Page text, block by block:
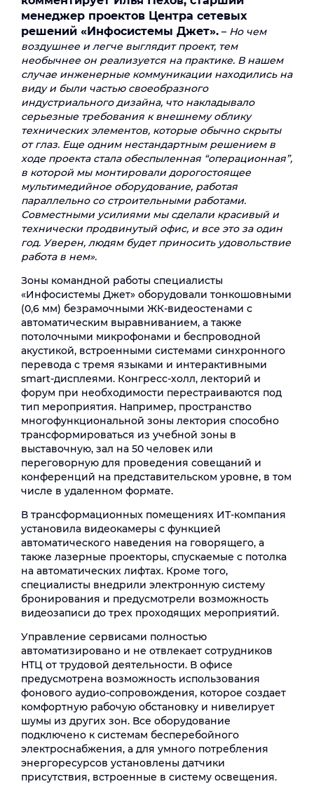
менеджер проектов Центра сетевых
решений «Инфосистемы Джет». – Но чем
воздушнее и легче выглядит проект, тем
необычнее он реализуется на практике. В нашем
случае инженерные коммуникации находились на
виду и были частью своеобразного
индустриального дизайна, что накладывало
серьезные требования к внешнему облику
технических элементов, которые обычно скрыты
от глаз. Еще одним нестандартным решением в
ходе проекта стала обеспыленная “операционная”,
в которой мы монтировали дорогостоящее
мультимедийное оборудование, работая
параллельно со строительными работами.
Совместными усилиями мы сделали красивый и
технически продвинутый офис, и все это за один
год. Уверен, людям будет приносить удовольствие
работа в нем».
Зоны командной работы специалисты
«Инфосистемы Джет» оборудовали тонкошовными
(0,6 мм) безрамочными ЖК-видеостенами с
автоматическим выравниванием, а также
потолочными микрофонами и беспроводной
акустикой, встроенными системами синхронного
перевода с тремя языками и интерактивными
smart-дисплеями. Конгресс-холл, лекторий и
форум при необходимости перестраиваются под
тип мероприятия. Например, пространство
многофункциональной зоны лектория способно
трансформироваться из учебной зоны в
выставочную, зал на 50 человек или
переговорную для проведения совещаний и
конференций на представительском уровне, в том
числе в удаленном формате.
В трансформационных помещениях ИТ-компания
установила видеокамеры с функцией
автоматического наведения на говорящего, а
также лазерные проекторы, спускаемые с потолка
на автоматических лифтах. Кроме того,
специалисты внедрили электронную систему
бронирования и предусмотрели возможность
видеозаписи до трех проходящих мероприятий.
Управление сервисами полностью
автоматизировано и не отвлекает сотрудников
НТЦ от трудовой деятельности. В офисе
предусмотрена возможность использования
фонового аудио-сопровождения, которое создает
комфортную рабочую обстановку и нивелирует
шумы из других зон. Все оборудование
подключено к системам бесперебойного
электроснабжения, а для умного потребления
энергоресурсов установлены датчики
присутствия, встроенные в систему освещения.